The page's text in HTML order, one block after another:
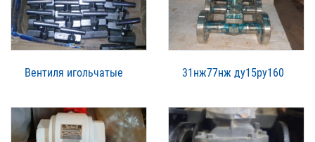
Вентиля игольчатые 31нж77нж ду15ру160